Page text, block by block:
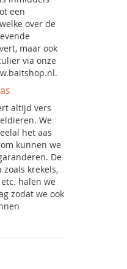
een
over de
maar ook
via onze
altijd vers
We
het aas
kunnen we
De
krekels,
halen we
zodat we ook